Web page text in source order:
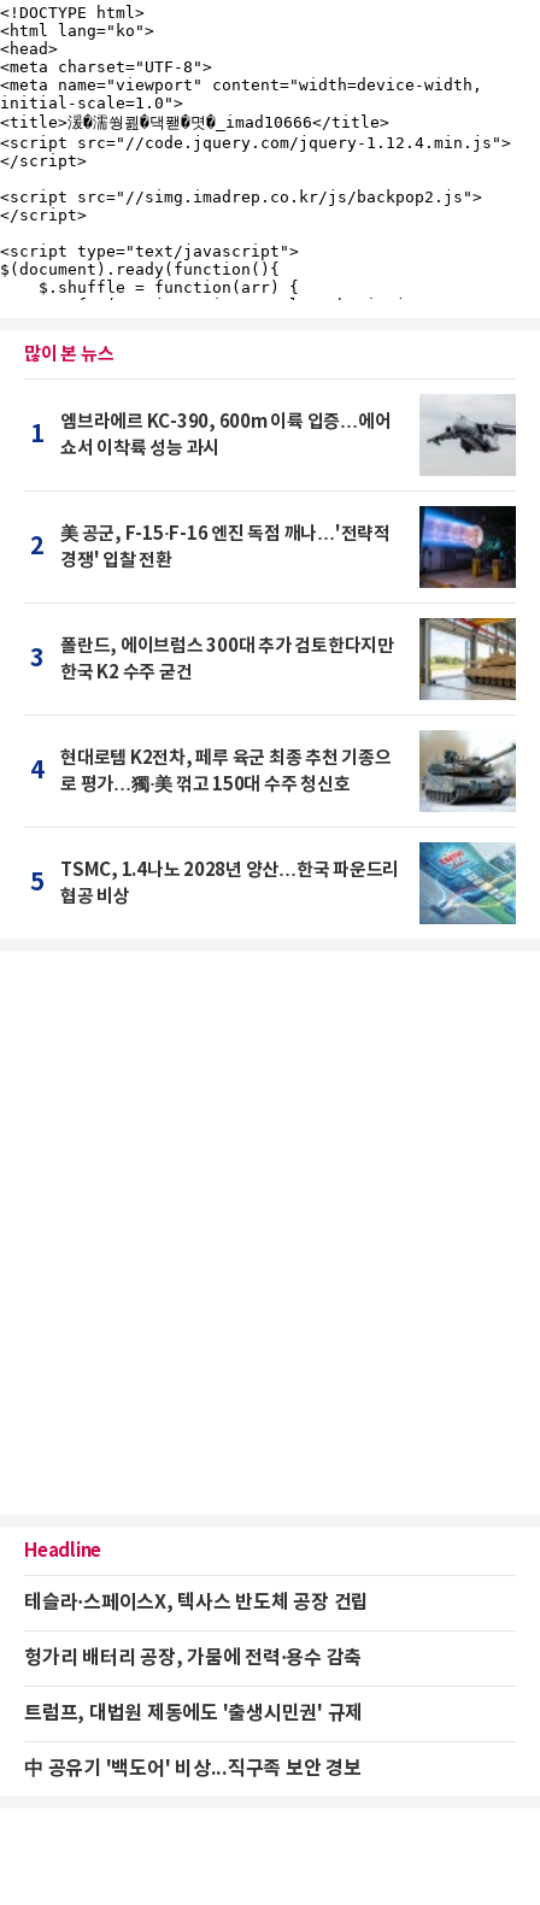
많이 본 뉴스
1
엠브라에르 KC-390, 600m 이륙 입증…에어
쇼서 이착륙 성능 과시
2
美 공군, F-15·F-16 엔진 독점 깨나…'전략적
경쟁' 입찰 전환
3
폴란드, 에이브럼스 300대 추가 검토한다지만
한국 K2 수주 굳건
4
현대로템 K2전차, 페루 육군 최종 추천 기종으
로 평가…獨·美 꺾고 150대 수주 청신호
5
TSMC, 1.4나노 2028년 양산…한국 파운드리
협공 비상
Headline
테슬라·스페이스X, 텍사스 반도체 공장 건립
헝가리 배터리 공장, 가뭄에 전력·용수 감축
트럼프, 대법원 제동에도 '출생시민권' 규제
中 공유기 '백도어' 비상...직구족 보안 경보